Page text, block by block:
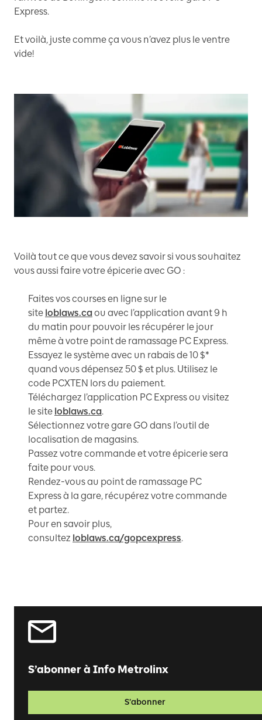
Express.
Et voilà, juste comme ça vous n’avez plus le ventre
vide!
Voilà tout ce que vous devez savoir si vous souhaitez
vous aussi faire votre épicerie avec GO :
Faites vos courses en ligne sur le
site loblaws.caou avec l’application avant 9 h
du matin pour pouvoir les récupérer le jour
même à votre point de ramassage PC Express.
Essayez le système avec un rabais de 10 $*
quand vous dépensez 50 $ et plus. Utilisez le
code PCXTEN lors du paiement.
Téléchargez l’application PC Express ou visitez
le site loblaws.ca.
Sélectionnez votre gare GO dans l’outil de
localisation de magasins.
Passez votre commande et votre épicerie sera
faite pour vous.
Rendez-vous au point de ramassage PC
Express à la gare, récupérez votre commande
et partez.
Pour en savoir plus,
consultez loblaws.ca/gopcexpress.
S’abonner à Info Metrolinx
S’abonner